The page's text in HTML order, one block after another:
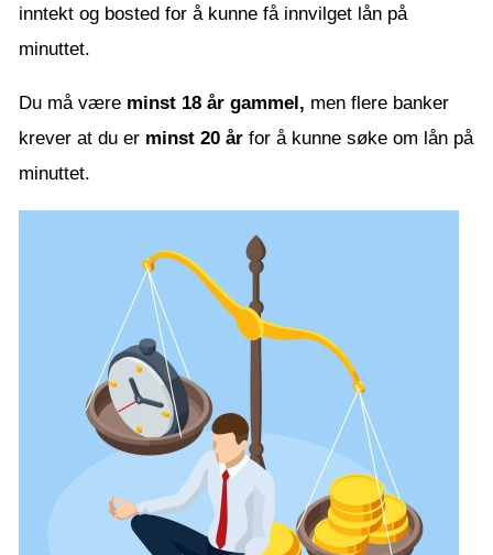
inntekt og bosted for å kunne få innvilget lån på
minuttet.
Du må være minst 18 år gammel, men flere banker
krever at du er minst 20 år for å kunne søke om lån på
minuttet.